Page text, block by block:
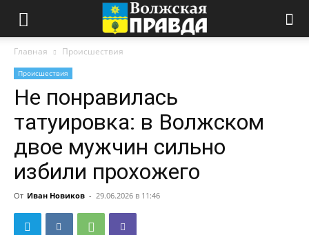
Главная Происшествия
Происшествия
Не понравилась
татуировка: в Волжском
двое мужчин сильно
избили прохожего
От Иван Новиков - 29.06.2026 в 11:46